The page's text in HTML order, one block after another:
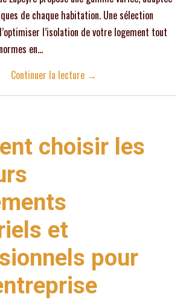
de chaque habitation. Une sélection
l’isolation de votre logement tout
en…
Continuer la lecture →
choisir les
et
pour